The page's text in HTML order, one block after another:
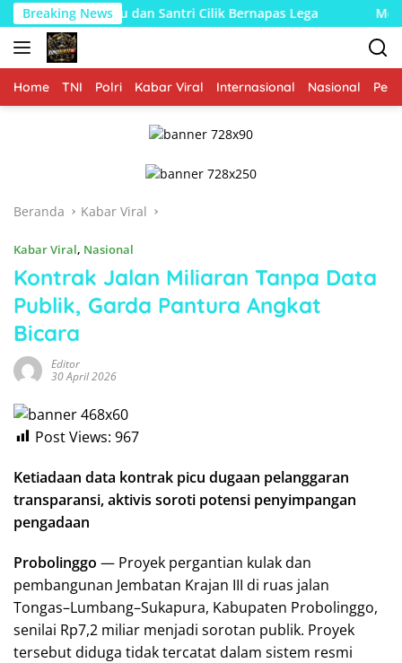
Langsung
ke
konten
Breaking News
dan Santri Cilik Bernapas Lega Menyusun Genting,
Home TNI Polri Kabar Viral Internasional Nasional
Beranda Kabar Viral
Kabar Viral, Nasional
Kontrak Jalan Miliaran Tanpa Data
Publik, Garda Pantura Angkat
Bicara
Editor
30 April 2026
Post Views: 967
Ketiadaan data kontrak picu dugaan pelanggaran
transparansi, aktivis soroti potensi penyimpangan
pengadaan
Probolinggo — Proyek pergantian kulak dan
pembangunan Jembatan Krajan III di ruas jalan
Tongas–Lumbang–Sukapura, Kabupaten Probolinggo,
senilai Rp7,2 miliar menjadi sorotan publik. Proyek
tersebut diduga tidak tercatat dalam sistem resmi